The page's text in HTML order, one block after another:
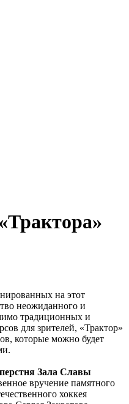
на этот
неожиданного и
традиционных и
для зрителей, «Трактор»
которые можно будет
Зала Славы
вручение памятного
хоккея